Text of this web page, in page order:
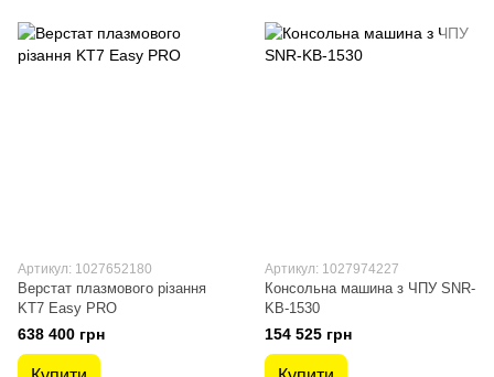
Артикул: 1027652180
Верстат плазмового різання
KT7 Easy PRO
638 400 грн
Артикул: 1027974227
Консольна машина з ЧПУ SNR-
KB-1530
154 525 грн